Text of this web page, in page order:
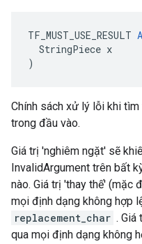
TF_MUST_USE_RESULT
  StringPiece x
)
Chính sách xử lý lỗi khi
trong đầu vào.
Giá trị 'nghiêm ngặt' sẽ
InvalidArgument trên bất
nào. Giá trị 'thay thế' (mặc
mọi định dạng không hợp
replacement_char . Giá
qua mọi định dạng không